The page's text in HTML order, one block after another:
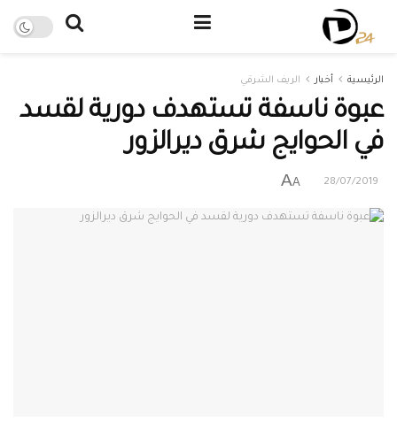
الرئيسية أخبار الريف الشرقي
عبوة ناسفة تستهدف دورية لقسد
في الحوايج شرق ديرالزور
28/07/2019
A
A